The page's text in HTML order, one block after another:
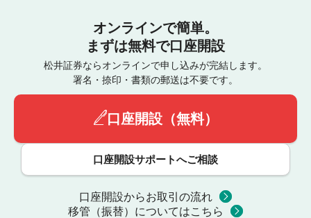
オンラインで簡単。
まずは無料で口座開設
松井証券ならオンラインで申し込みが完結します。
署名・捺印・書類の郵送は不要です。
口座開設（無料）
口座開設サポートへご相談
口座開設からお取引の流れ
移管（振替）についてはこちら